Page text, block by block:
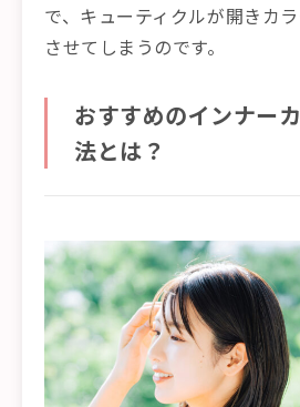
で、キューティクルが開きカ
させてしまうのです。
おすすめのインナー
法とは？